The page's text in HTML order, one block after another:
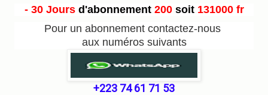
- 30 Jours d'abonnement200 soit131000 fr
Pour un abonnement contactez-nous
aux numéros suivants
+223 74 61 71 53